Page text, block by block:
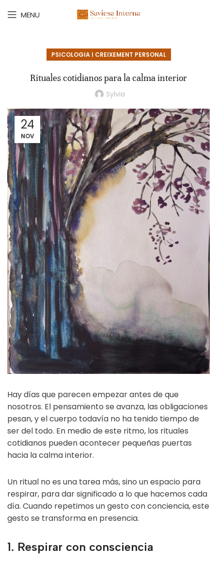
MENU
PSICOLOGIA I CREIXEMENT PERSONAL
Rituales cotidianos para la calma interior
Sylvia
24
NOV
Hay días que parecen empezar antes de que
nosotros. El pensamiento se avanza, las obligaciones
pesan, y el cuerpo todavía no ha tenido tiempo de
ser del todo. En medio de este ritmo, los rituales
cotidianos pueden acontecer pequeñas puertas
hacia la calma interior.
Un ritual no es una tarea más, sino un espacio para
respirar, para dar significado a lo que hacemos cada
día. Cuando repetimos un gesto con conciencia, este
gesto se transforma en presencia.
1. Respirar con consciencia